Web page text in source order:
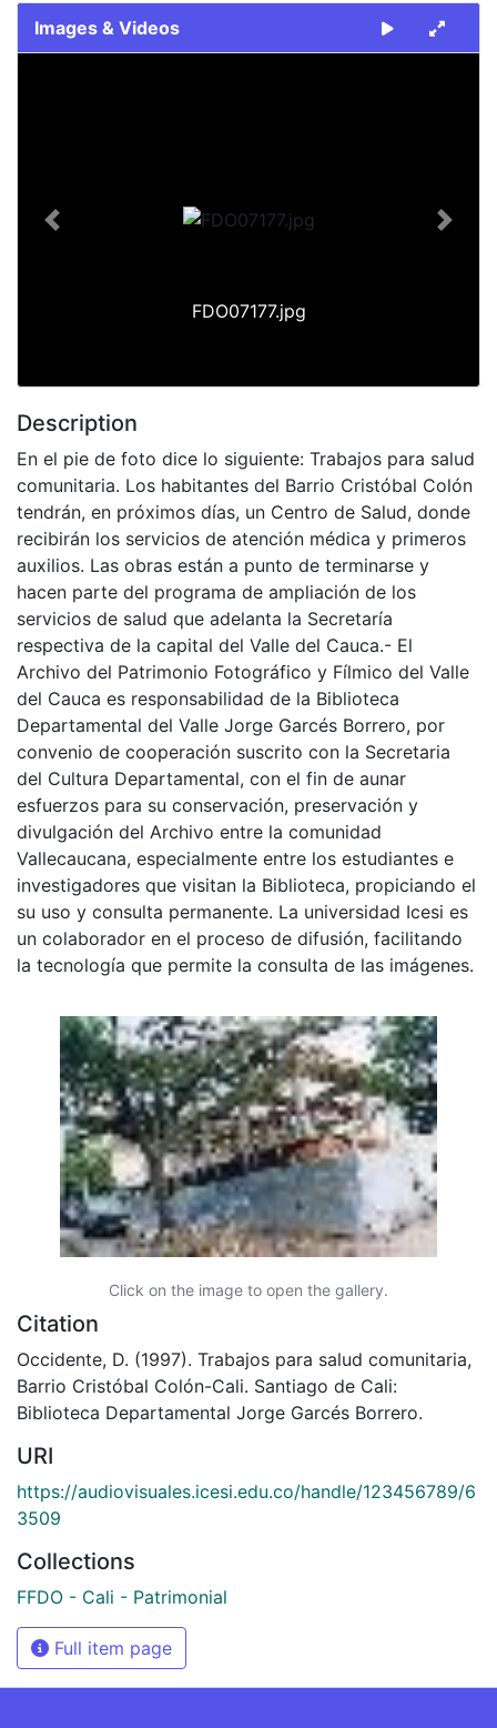
Images & Videos
FDO07177.jpg
Previous Next
Description
En el pie de foto dice lo siguiente: Trabajos para salud
comunitaria. Los habitantes del Barrio Cristóbal Colón
tendrán, en próximos días, un Centro de Salud, donde
recibirán los servicios de atención médica y primeros
auxilios. Las obras están a punto de terminarse y
hacen parte del programa de ampliación de los
servicios de salud que adelanta la Secretaría
respectiva de la capital del Valle del Cauca.- El
Archivo del Patrimonio Fotográfico y Fílmico del Valle
del Cauca es responsabilidad de la Biblioteca
Departamental del Valle Jorge Garcés Borrero, por
convenio de cooperación suscrito con la Secretaria
del Cultura Departamental, con el fin de aunar
esfuerzos para su conservación, preservación y
divulgación del Archivo entre la comunidad
Vallecaucana, especialmente entre los estudiantes e
investigadores que visitan la Biblioteca, propiciando el
su uso y consulta permanente. La universidad Icesi es
un colaborador en el proceso de difusión, facilitando
la tecnología que permite la consulta de las imágenes.
Click on the image to open the gallery.
Citation
Occidente, D. (1997). Trabajos para salud comunitaria,
Barrio Cristóbal Colón-Cali. Santiago de Cali:
Biblioteca Departamental Jorge Garcés Borrero.
URI
https://audiovisuales.icesi.edu.co/handle/123456789/6
3509
Collections
FFDO - Cali - Patrimonial
Full item page